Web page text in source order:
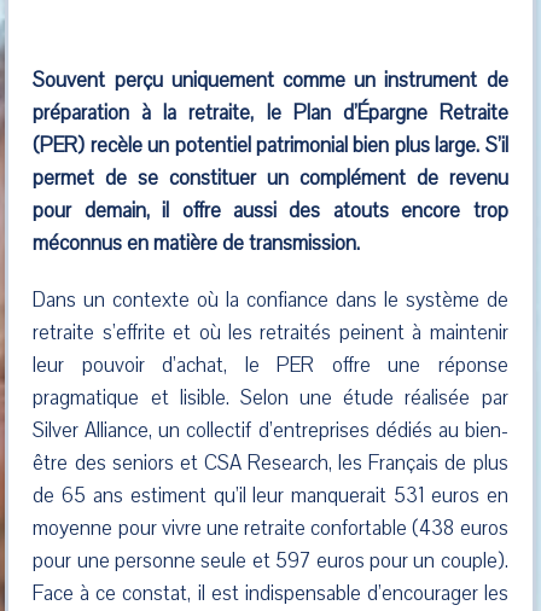
Souvent perçu uniquement comme un instrument de
préparation à la retraite, le Plan d’Épargne Retraite
(PER) recèle un potentiel patrimonial bien plus large. S’il
permet de se constituer un complément de revenu
pour demain, il offre aussi des atouts encore trop
méconnus en matière de transmission.
Dans un contexte où la confiance dans le système de
retraite s’effrite et où les retraités peinent à maintenir
leur pouvoir d’achat, le PER offre une réponse
pragmatique et lisible. Selon une étude réalisée par
Silver Alliance, un collectif d’entreprises dédiés au bien-
être des seniors et CSA Research, les Français de plus
de 65 ans estiment qu’il leur manquerait 531 euros en
moyenne pour vivre une retraite confortable (438 euros
pour une personne seule et 597 euros pour un couple).
Face à ce constat, il est indispensable d’encourager les